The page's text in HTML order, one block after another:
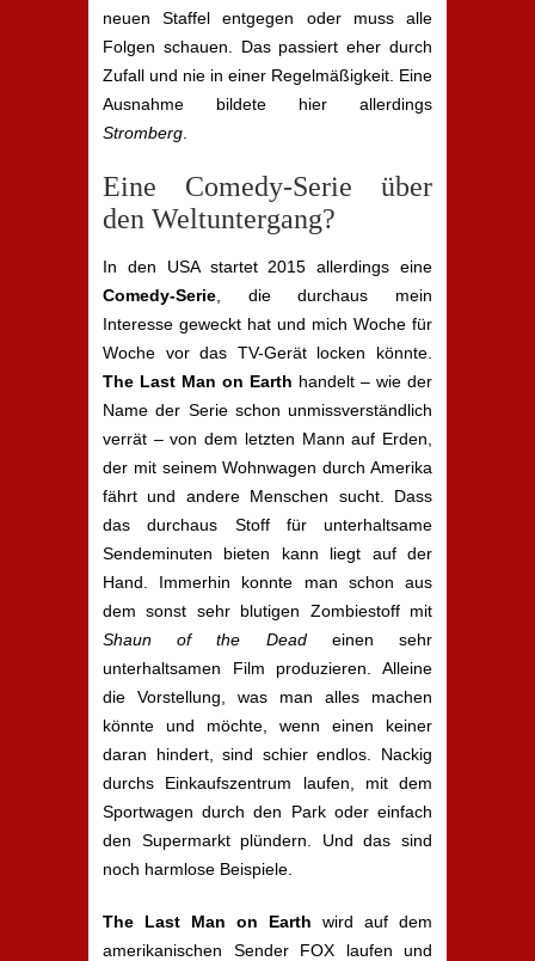
neuen Staffel entgegen oder muss alle
Folgen schauen. Das passiert eher durch
Zufall und nie in einer Regelmäßigkeit. Eine
Ausnahme bildete hier allerdings
Stromberg
Eine Comedy-Serie über
den Weltuntergang?
In den USA startet 2015 allerdings eine
Comedy-Serie , die durchaus mein
Interesse geweckt hat und mich Woche für
Woche vor das TV-Gerät locken könnte.
The Last Man on Earth handelt – wie der
Name der Serie schon unmissverständlich
verrät – von dem letzten Mann auf Erden,
der mit seinem Wohnwagen durch Amerika
fährt und andere Menschen sucht. Dass
das durchaus Stoff für unterhaltsame
Sendeminuten bieten kann liegt auf der
Hand. Immerhin konnte man schon aus
dem sonst sehr blutigen Zombiestoff mit
Shaun of the Deadeinen sehr
unterhaltsamen Film produzieren. Alleine
die Vorstellung, was man alles machen
könnte und möchte, wenn einen keiner
daran hindert, sind schier endlos. Nackig
durchs Einkaufszentrum laufen, mit dem
Sportwagen durch den Park oder einfach
den Supermarkt plündern. Und das sind
noch harmlose Beispiele.
The Last Man on Earth wird auf dem
amerikanischen Sender FOX laufen und